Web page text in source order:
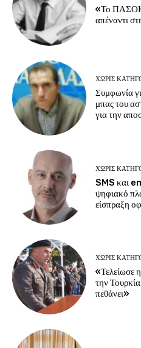
«Το ΠΑΣΟΚ
απέναντι
ΧΩΡΊΣ
Συμφωνία
μπας του
για την
ΧΩΡΊΣ
SMS και
ψηφιακό
είσπραξη
ΧΩΡΊΣ
«Τελείωσε
την
πεθάνει»